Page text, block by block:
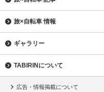
旅×自転車 情報
ギャラリー
TABIRINについて
広告・情報掲載について